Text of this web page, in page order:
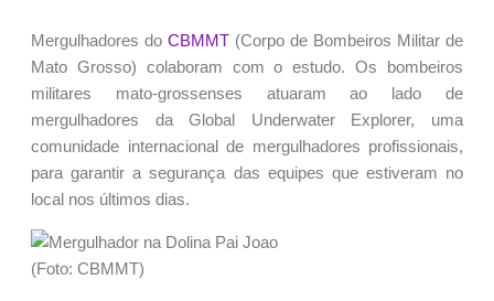
Mergulhadores do CBMMT (Corpo de Bombeiros Militar de
Mato Grosso) colaboram com o estudo. Os bombeiros
militares mato-grossenses atuaram ao lado de
mergulhadores da Global Underwater Explorer, uma
comunidade internacional de mergulhadores profissionais,
para garantir a segurança das equipes que estiveram no
local nos últimos dias.
(Foto: CBMMT)